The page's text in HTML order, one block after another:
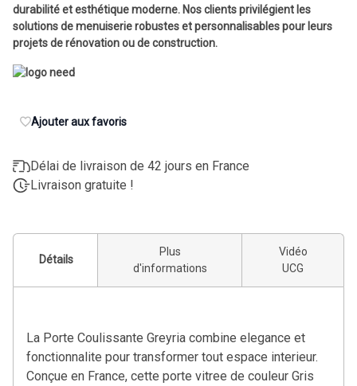
durabilité et esthétique moderne. Nos clients privilégient les
solutions de menuiserie robustes et personnalisables pour leurs
projets de rénovation ou de construction.
Ajouter aux favoris
Délai de livraison de 42 jours en France
Livraison gratuite !
Détails
Plus
d'informations
Vidéo
UCG
La Porte Coulissante Greyria combine elegance et
fonctionnalite pour transformer tout espace interieur.
Conçue en France, cette porte vitree de couleur Gris